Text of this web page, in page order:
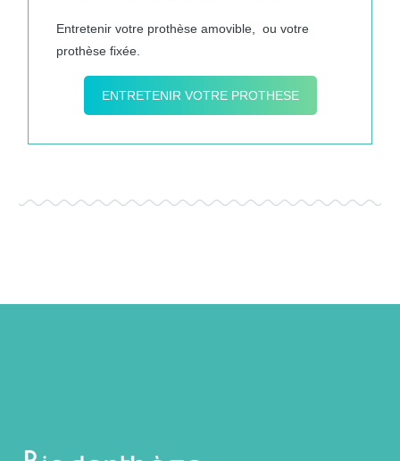
Entretenir votre prothèse amovible, ou votre
prothèse fixée.
ENTRETENIR VOTRE PROTHESE